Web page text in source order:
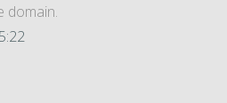
domain.